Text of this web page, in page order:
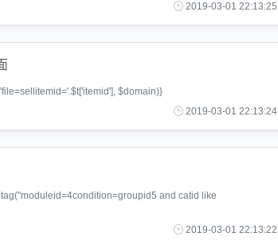
2019-03-01 22:13:25
$domain)}
2019-03-01 22:13:24
and catid like
2019-03-01 22:13:22